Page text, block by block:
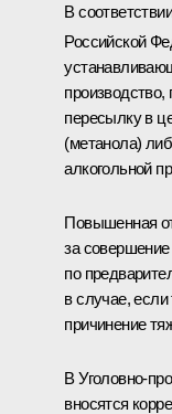
В
Российской
производство,
пересылку в
(метанола)
алкогольной
Повышенная
за
по
в случае, если
причинение
В Уголовно-
вносятся